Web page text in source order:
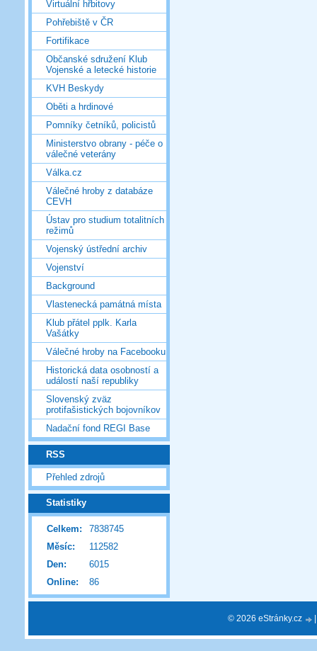
Virtuální hřbitovy
Pohřebiště v ČR
Fortifikace
Občanské sdružení Klub
Vojenské a letecké historie
KVH Beskydy
Oběti a hrdinové
Pomníky četníků, policistů
Ministerstvo obrany - péče o
válečné veterány
Válka.cz
Válečné hroby z databáze
CEVH
Ústav pro studium totalitních
režimů
Vojenský ústřední archiv
Vojenství
Background
Vlastenecká památná místa
Klub přátel pplk. Karla
Vašátky
Válečné hroby na Facebooku
Historická data osobností a
událostí naší republiky
Slovenský zväz
protifašistických bojovníkov
Nadační fond REGI Base
RSS
Přehled zdrojů
Statistiky
Online: 86
Celkem:
7838745
Měsíc:
112582
Den:
6015
© 2026 eStránky.cz